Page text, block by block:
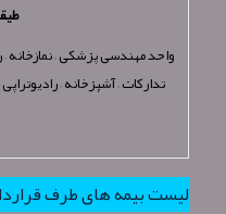
تداركات – آشپزخانه –
لیست بیمه های طرف